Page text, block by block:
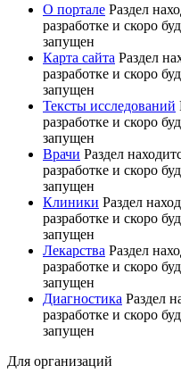
О портале Раздел
разработке и скоро
запущен
Карта сайта Раздел
разработке и скоро
запущен
Тексты исследований
разработке и скоро
запущен
Врачи Раздел
разработке и скоро
запущен
Клиники Раздел
разработке и скоро
запущен
Лекарства Раздел
разработке и скоро
запущен
Диагностика Раздел
разработке и скоро
запущен
Для организаций